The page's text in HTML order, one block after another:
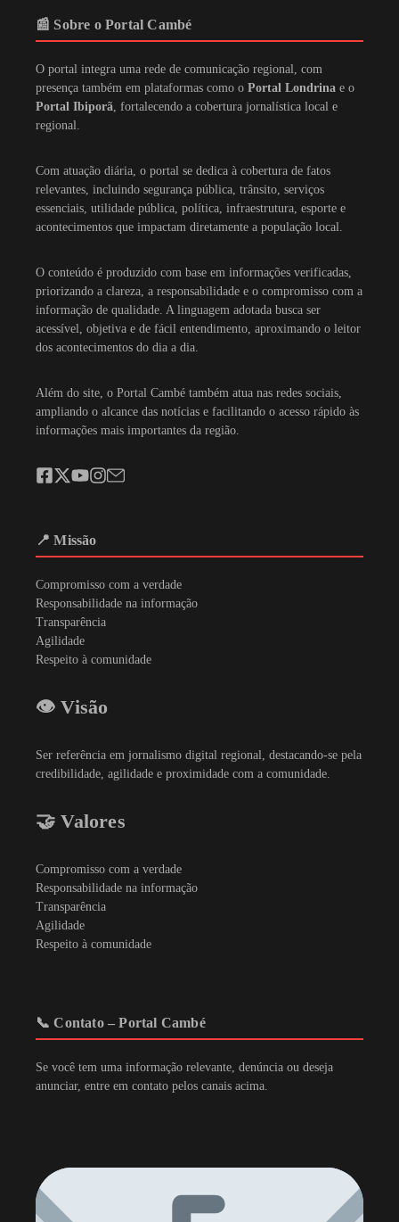
📰 Sobre o Portal Cambé
O portal integra uma rede de comunicação regional, com
presença também em plataformas como o Portal Londrina e o
Portal Ibiporã , fortalecendo a cobertura jornalística local e
regional.
Com atuação diária, o portal se dedica à cobertura de fatos
relevantes, incluindo segurança pública, trânsito, serviços
essenciais, utilidade pública, política, infraestrutura, esporte e
acontecimentos que impactam diretamente a população local.
O conteúdo é produzido com base em informações verificadas,
priorizando a clareza, a responsabilidade e o compromisso com a
informação de qualidade. A linguagem adotada busca ser
acessível, objetiva e de fácil entendimento, aproximando o leitor
dos acontecimentos do dia a dia.
Além do site, o Portal Cambé também atua nas redes sociais,
ampliando o alcance das notícias e facilitando o acesso rápido às
informações mais importantes da região.
📍 Missão
Compromisso com a verdade
Responsabilidade na informação
Transparência
Agilidade
Respeito à comunidade
👁️ Visão
Ser referência em jornalismo digital regional, destacando-se pela
credibilidade, agilidade e proximidade com a comunidade.
🤝 Valores
Compromisso com a verdade
Responsabilidade na informação
Transparência
Agilidade
Respeito à comunidade
📞 Contato – Portal Cambé
Se você tem uma informação relevante, denúncia ou deseja
anunciar, entre em contato pelos canais acima.